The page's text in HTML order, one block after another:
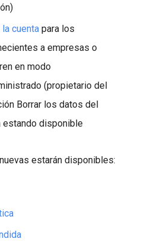
cuenta para los
a empresas o
en modo
(propietario del
Borrar los datos del
disponible
estarán disponibles: